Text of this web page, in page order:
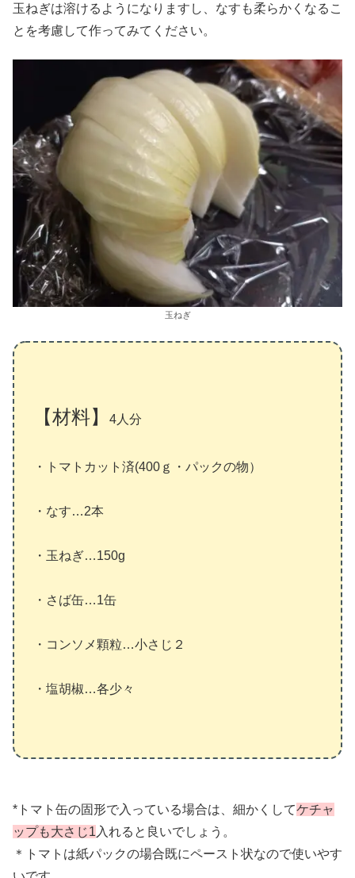
玉ねぎは溶けるようになりますし、なすも柔らかくなるこ
とを考慮して作ってみてください。
玉ねぎ
【材料】 4人分
・トマトカット済(400ｇ・パックの物）
・なす…2本
・玉ねぎ…150g
・さば缶…1缶
・コンソメ顆粒…小さじ２
・塩胡椒…各少々
*トマト缶の固形で入っている場合は、細かくしてケチャ
ップも大さじ1 入れると良いでしょう。
＊トマトは紙パックの場合既にペースト状なので使いやす